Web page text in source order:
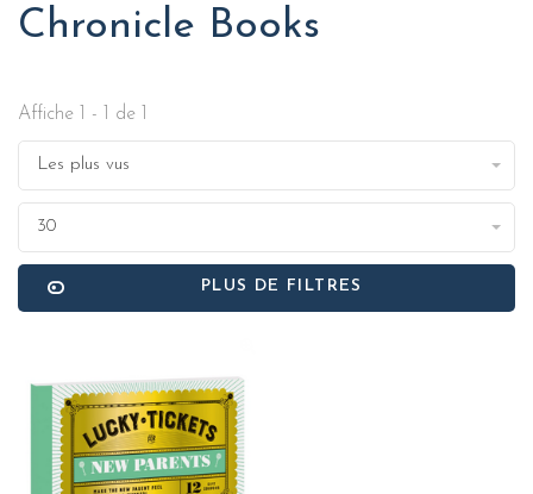
Chronicle Books
Affiche 1 - 1 de 1
Les plus vus
30
PLUS DE FILTRES